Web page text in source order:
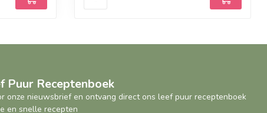
Puur Receptenboek
onze nieuwsbrief en ontvang direct ons leef puur receptenboek
en snelle recepten